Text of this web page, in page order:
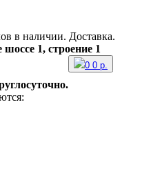
в наличии. Доставка.
1, строение 1
0 0 р.